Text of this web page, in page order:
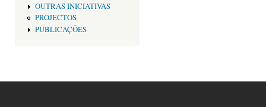
OUTRAS INICIATIVAS
PROJECTOS
PUBLICAÇÕES